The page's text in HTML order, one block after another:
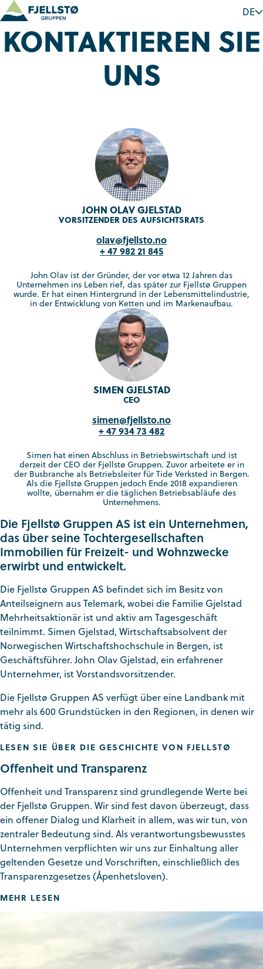
DE
KONTAKTIEREN SIE
UNS
JOHN OLAV GJELSTAD
VORSITZENDER DES AUFSICHTSRATS
olav@fjellsto.no
+ 47 982 21 845
John Olav ist der Gründer, der vor etwa 12 Jahren das
Unternehmen ins Leben rief, das später zur Fjellstø Gruppen
wurde. Er hat einen Hintergrund in der Lebensmittelindustrie,
in der Entwicklung von Ketten und im Markenaufbau.
SIMEN GJELSTAD
CEO
simen@fjellsto.no
+ 47 934 73 482
Simen hat einen Abschluss in Betriebswirtschaft und ist
derzeit der CEO der Fjellstø Gruppen. Zuvor arbeitete er in
der Busbranche als Betriebsleiter für Tide Verksted in Bergen.
Als die Fjellstø Gruppen jedoch Ende 2018 expandieren
wollte, übernahm er die täglichen Betriebsabläufe des
Unternehmens.
Die Fjellstø Gruppen AS ist ein Unternehmen,
das über seine Tochtergesellschaften
Immobilien für Freizeit- und Wohnzwecke
erwirbt und entwickelt.
Die Fjellstø Gruppen AS befindet sich im Besitz von
Anteilseignern aus Telemark, wobei die Familie Gjelstad
Mehrheitsaktionär ist und aktiv am Tagesgeschäft
teilnimmt. Simen Gjelstad, Wirtschaftsabsolvent der
Norwegischen Wirtschaftshochschule in Bergen, ist
Geschäftsführer. John Olav Gjelstad, ein erfahrener
Unternehmer, ist Vorstandsvorsitzender.
Die Fjellstø Gruppen AS verfügt über eine Landbank mit
mehr als 600 Grundstücken in den Regionen, in denen wir
tätig sind.
LESEN SIE ÜBER DIE GESCHICHTE VON FJELLSTØ
Offenheit und Transparenz
Offenheit und Transparenz sind grundlegende Werte bei
der Fjellstø Gruppen. Wir sind fest davon überzeugt, dass
ein offener Dialog und Klarheit in allem, was wir tun, von
zentraler Bedeutung sind. Als verantwortungsbewusstes
Unternehmen verpflichten wir uns zur Einhaltung aller
geltenden Gesetze und Vorschriften, einschließlich des
Transparenzgesetzes (Åpenhetsloven).
MEHR LESEN